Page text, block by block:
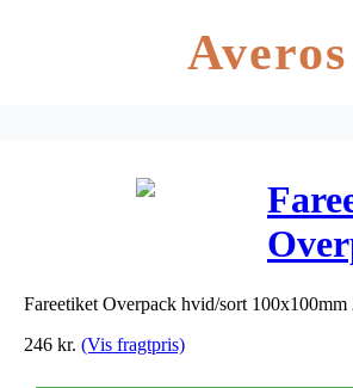
Averos
Fareetiket Overpack hvid/sort 100x100mm
246 kr. (Vis fragtpris)